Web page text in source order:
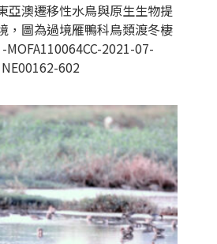
亞澳遷移性水鳥與原生生物提
，圖為過境雁鴨科鳥類渡冬棲
MOFA110064CC-2021-07-
NE00162-602